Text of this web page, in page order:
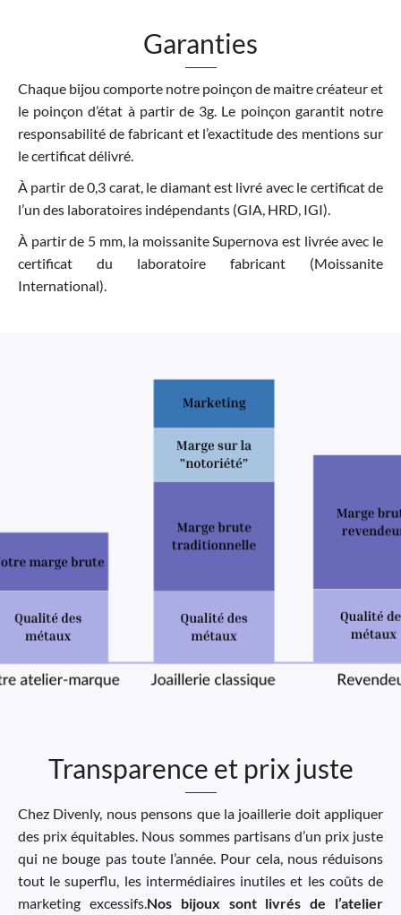
Garanties
Chaque bijou comporte notre poinçon de maitre créateur et
le poinçon d’état à partir de 3g. Le poinçon garantit notre
responsabilité de fabricant et l’exactitude des mentions sur
le certificat délivré.
À partir de 0,3 carat, le diamant est livré avec le certificat de
l’un des laboratoires indépendants (GIA, HRD, IGI).
À partir de 5 mm, la moissanite Supernova est livrée avec le
certificat du laboratoire fabricant (Moissanite
International).
Transparence et prix juste
Chez Divenly, nous pensons que la joaillerie doit appliquer
des prix équitables. Nous sommes partisans d’un prix juste
qui ne bouge pas toute l’année. Pour cela, nous réduisons
tout le superflu, les intermédiaires inutiles et les coûts de
marketing excessifs. Nos bijoux sont livrés de l’atelier